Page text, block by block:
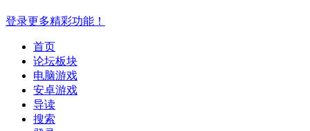
登录更多精彩功能！
首页
论坛板块
电脑游戏
安卓游戏
导读
搜索